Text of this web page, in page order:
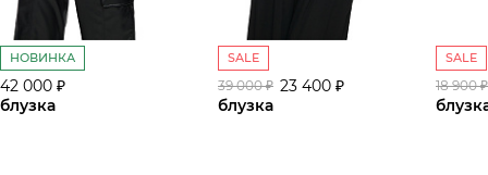
НОВИНКА
42 000 ₽
блузка
SALE
39 000 ₽ 23 400 ₽
блузка
SALE
18 900 ₽